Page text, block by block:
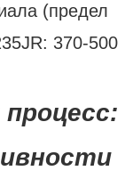
(предел
370-500